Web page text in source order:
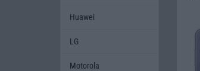
Huawei
LG
Motorola